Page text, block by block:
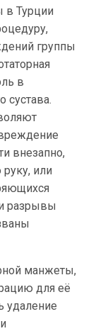
в Турции
группы
в
сустава.
внезапно,
или
разрывы
манжеты,
для её
удаление